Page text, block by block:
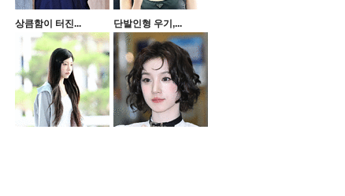
상큼함이 터진... 단발인형 우기,...